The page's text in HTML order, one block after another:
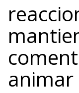
animar